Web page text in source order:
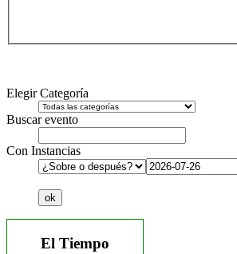
Elegir Categoría
Buscar evento
Con Instancias
El Tiempo